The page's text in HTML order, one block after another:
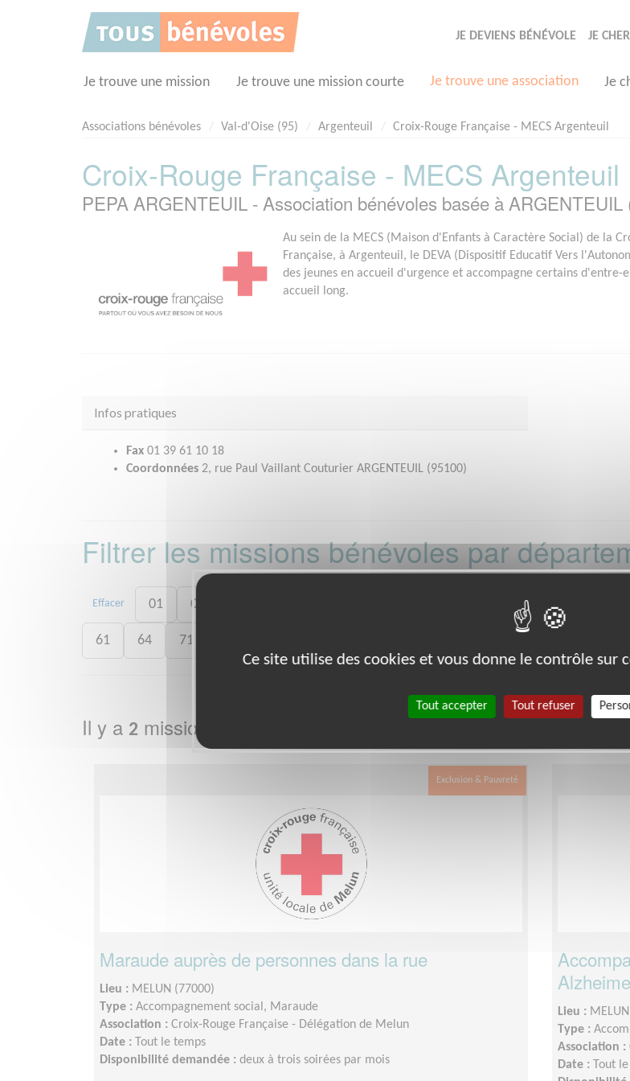
JE DEVIENS BÉNÉVOLE JE
Je trouve une mission Je trouve une mission courte Je trouve une association Je
Associations bénévoles Val-d'Oise (95) Argenteuil Croix-Rouge Française - MECS Argenteuil
Croix-Rouge Française - MECS Argenteuil
PEPA ARGENTEUIL - Association bénévoles basée à ARGENTEUIL
Au sein de la MECS (Maison d'Enfants à Caractère Social) de la
Française, à Argenteuil, le DEVA (Dispositif Educatif Vers
des jeunes en accueil d'urgence et accompagne certains d'entre-
accueil long.
Infos pratiques
Fax 01 39 61 10 18
Coordonnées 2, rue Paul Vaillant Couturier ARGENTEUIL (95100)
Filtrer les missions bénévoles par
Effacer 01 06 29
61 64 71
Il y a 2 missions bénévoles dans le département
Exclusion & Pauvreté
Maraude auprès de personnes dans la rue
Lieu : MELUN (77000)
Type : Accompagnement social, Maraude
Association : Croix-Rouge Française - Délégation de Melun
Date :
Tout le temps
Disponibilité demandée : deux à trois soirées par mois
Lieu :
Type :
Association :
Date :
Tout
Ce site utilise des cookies et vous donne le contrôle sur
Tout accepter Tout refuser